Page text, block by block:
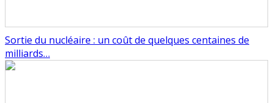
Sortie du nucléaire : un coût de quelques centaines de
milliards…